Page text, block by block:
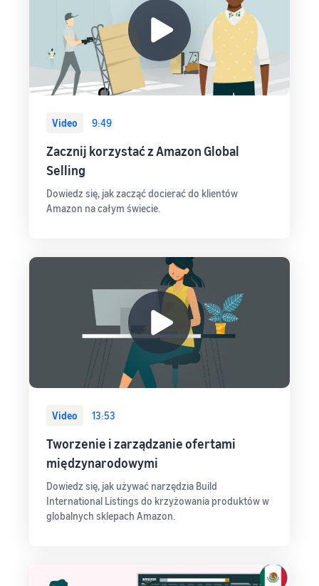
Video 9:49
Zacznij korzystać z Amazon Global
Selling
Dowiedz się, jak zacząć docierać do klientów
Amazon na całym świecie.
Video 13:53
Tworzenie i zarządzanie ofertami
międzynarodowymi
Dowiedz się, jak używać narzędzia Build
International Listings do krzyżowania produktów w
globalnych sklepach Amazon.